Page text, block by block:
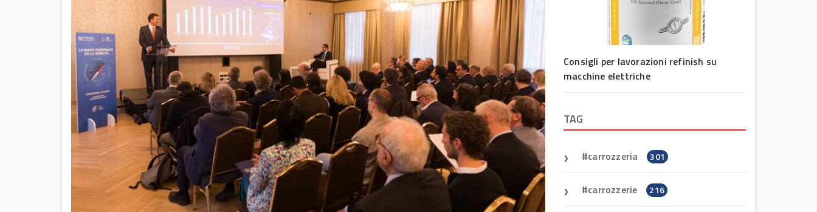
Consigli per lavorazioni refinish su
macchine elettriche
TAG
carrozzeria 301
carrozzerie 216